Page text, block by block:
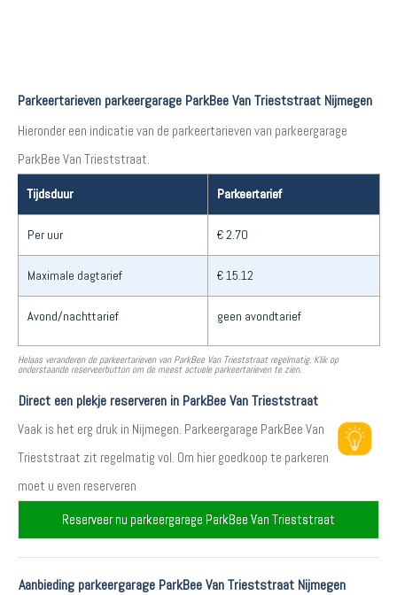
Parkeertarieven parkeergarage ParkBee Van Trieststraat Nijmegen
Hieronder een indicatie van de parkeertarieven van parkeergarage
ParkBee Van Trieststraat.
Tijdsduur Parkeertarief
Per uur € 2.70
Maximale dagtarief € 15.12
Avond/nachttarief geen avondtarief
Helaas veranderen de parkeertarieven van ParkBee Van Trieststraat regelmatig. Klik op
onderstaande reserveerbutton om de meest actuele parkeertarieven te zien.
Direct een plekje reserveren in ParkBee Van Trieststraat
Vaak is het erg druk in Nijmegen. Parkeergarage ParkBee Van
Trieststraat zit regelmatig vol. Om hier goedkoop te parkeren
moet u even reserveren
Reserveer nu parkeergarage ParkBee Van Trieststraat
Aanbieding parkeergarage ParkBee Van Trieststraat Nijmegen